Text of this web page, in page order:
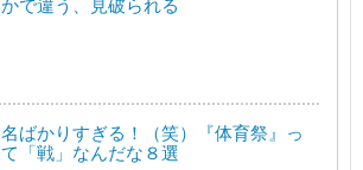
かで違う、見破られる
名ばかりすぎる！（笑）『体育祭』っ
て「戦」なんだな８選